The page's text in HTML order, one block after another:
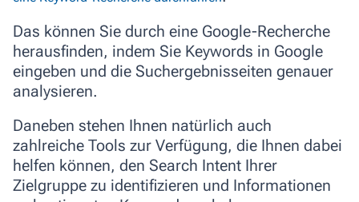
Das können Sie durch eine Google-Recherche
herausfinden, indem Sie Keywords in Google
eingeben und die Suchergebnisseiten genauer
analysieren.
Daneben stehen Ihnen natürlich auch
zahlreiche Tools zur Verfügung, die Ihnen dabei
helfen können, den Search Intent Ihrer
Zielgruppe zu identifizieren und Informationen